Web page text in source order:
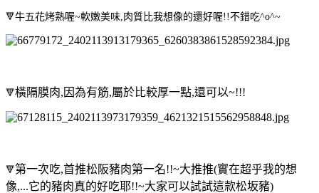
🔻牛五花烤熟喔~軟嫩美味,肉質比我想像的還好喔!!不錯吃^o^~
🔻橫隔膜肉,因為有筋,屬於比較厚一點,還可以~!!!
🔻第一次吃,首推松阪豬肉第一名!!~大推推(實在超乎我的想
像,...它的豬肉真的好吃耶!!~大家可以試試這款松坂豬)